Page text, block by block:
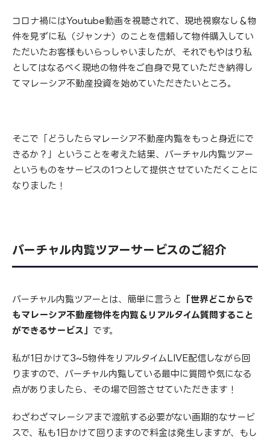
コロナ禍にはYoutube動画を視聴されて、現地視察なし＆物
件を見ずに私（ジャンナ）のことを信頼して物件購入してい
ただいたお客様もいらっしゃいましたが、それでもやはり私
としてはなるべく現地の物件をご自身で見ていただき納得し
てマレーシア不動産投資を始めていただきたいところ。
そこで「どうしたらマレーシア不動産内覧をもっと身近にで
きるか？」ということを考えた結果、バーチャル内覧ツアー
というものをサービスの1つとして提供させていただくことに
なりました！
バーチャル内覧ツアーサービスのご紹介
バーチャル内覧ツアーとは、簡単に言うと
「世界どこからで
もマレーシア不動産物件を内覧＆リアルタイム質問すること
ができるサービス」 です。
私が1日かけて3~5物件をリアルタイムLIVE配信しながら回
りますので、バーチャル内覧している最中に質問や気になる
点がありましたら、その場で回答させていただきます！
わざわざマレーシアまで渡航する必要がない画期的なサービ
スで、私も1日かけて回りますので料金は発生しますが、もし